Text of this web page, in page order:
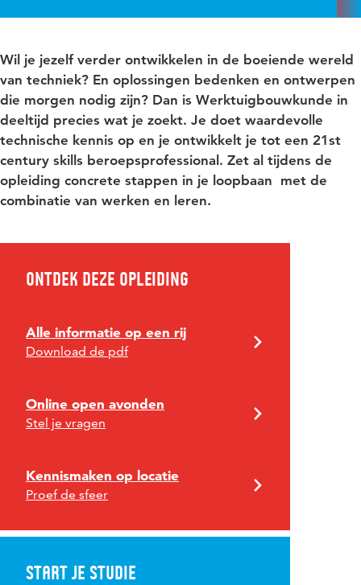
Wil je jezelf verder ontwikkelen in de boeiende wereld
van techniek? En oplossingen bedenken en ontwerpen
die morgen nodig zijn? Dan is Werktuigbouwkunde in
deeltijd precies wat je zoekt. Je doet waardevolle
technische kennis op en je ontwikkelt je tot een 21st
century skills beroepsprofessional. Zet al tijdens de
opleiding concrete stappen in je loopbaan met de
combinatie van werken en leren.
Ontdek deze opleiding
Alle informatie op een rij
Download de pdf
Online open avonden
Stel je vragen
Kennismaken op locatie
Proef de sfeer
Start je studie